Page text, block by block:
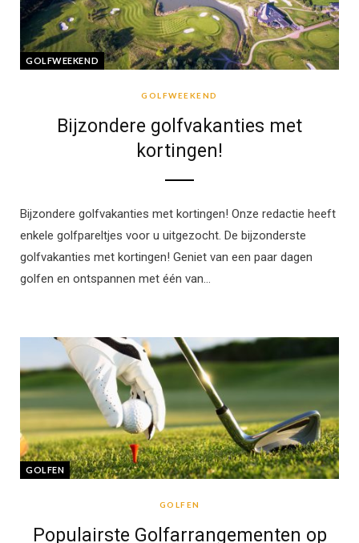
GOLFWEEKEND
GOLFWEEKEND
Bijzondere golfvakanties met
kortingen!
Bijzondere golfvakanties met kortingen! Onze redactie heeft
enkele golfpareltjes voor u uitgezocht. De bijzonderste
golfvakanties met kortingen! Geniet van een paar dagen
golfen en ontspannen met één van…
GOLFEN
GOLFEN
Populairste Golfarrangementen op